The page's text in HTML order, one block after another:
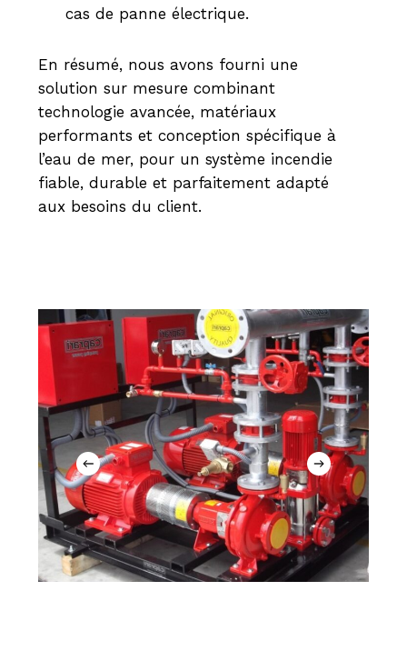
cas de panne électrique.
En résumé, nous avons fourni une
solution sur mesure combinant
technologie avancée, matériaux
performants et conception spécifique à
l’eau de mer, pour un système incendie
fiable, durable et parfaitement adapté
aux besoins du client.